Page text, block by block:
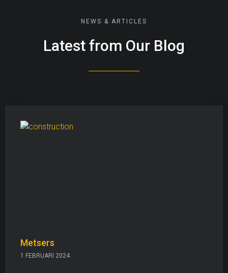
NEWS & ARTICLES
Latest from Our Blog
Metsers
1 FEBRUARI 2024